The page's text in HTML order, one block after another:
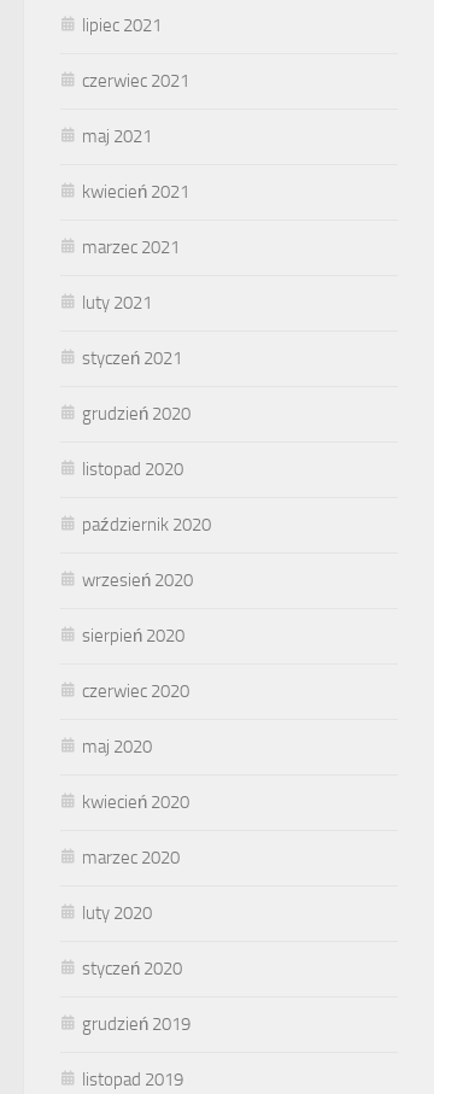
lipiec 2021
czerwiec 2021
maj 2021
kwiecień 2021
marzec 2021
luty 2021
styczeń 2021
grudzień 2020
listopad 2020
październik 2020
wrzesień 2020
sierpień 2020
czerwiec 2020
maj 2020
kwiecień 2020
marzec 2020
luty 2020
styczeń 2020
grudzień 2019
listopad 2019